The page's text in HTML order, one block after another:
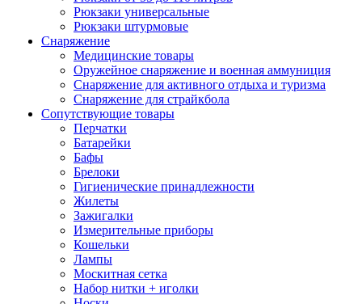
Рюкзаки универсальные
Рюкзаки штурмовые
Снаряжение
Медицинские товары
Оружейное снаряжение и военная аммуниция
Снаряжение для активного отдыха и туризма
Снаряжение для страйкбола
Сопутствующие товары
Перчатки
Батарейки
Бафы
Брелоки
Гигиенические принадлежности
Жилеты
Зажигалки
Измерительные приборы
Кошельки
Лампы
Москитная сетка
Набор нитки + иголки